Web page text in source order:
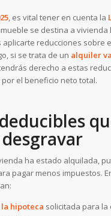
, es vital tener en cuenta la
se destina a
aplicarte reducciones sobre
si se trata de un alquiler
derecho a estas
el beneficio neto total.
ha estado alquilada,
pagar menos impuestos.
hipoteca solicitada para la